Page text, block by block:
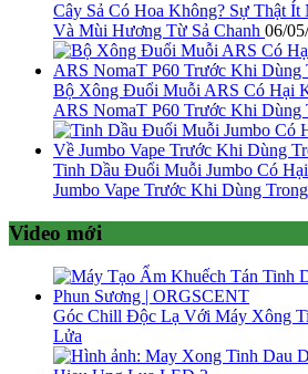
Cây Sả Có Hoa Không? Sự Thật
Và Mùi Hương Từ Sả Chanh 06/
Bộ Xông Đuổi Muỗi ARS Có Hại
ARS NomaT P60 Trước Khi Dùng
Tinh Dầu Đuổi Muỗi Jumbo Có
Jumbo Vape Trước Khi Dùng
Video mới
Góc Chill Độc Lạ Với Máy Xông
Lửa